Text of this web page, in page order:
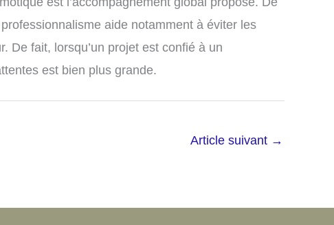
aide notamment à éviter les
De fait, lorsqu’un projet est confié à un
est bien plus grande.
Article suivant →